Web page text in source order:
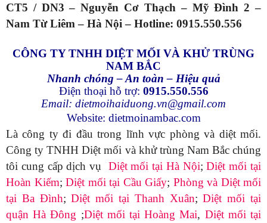
CT5 / DN3 – Nguyễn Cơ Thạch – Mỹ Đình 2 –
Nam Từ Liêm – Hà Nội – Hotline: 0915.550.556
CÔNG TY TNHH DIỆT MỐI VÀ KHỬ TRÙNG
NAM BẮC
Nhanh chóng – An toàn – Hiệu quả
Điện thoại hỗ trợ: 0915.550.556
Email: dietmoihaiduong.vn@gmail.com
Website: dietmoinambac.com
Là công ty đi đầu trong lĩnh vực phòng và diệt mối.
Công ty TNHH Diệt mối và khử trùng Nam Bắc chúng
tôi cung cấp dịch vụ Diệt mối tại Hà Nội;Diệt mối tại
Hoàn Kiếm; Diệt mối tại Cầu Giấy; Phòng và Diệt mối
tại Ba Đình;Diệt mối tại Thanh Xuân;Diệt mối tại
quận Hà Đông ;Diệt mối tại Hoàng Mai, Diệt mối tại